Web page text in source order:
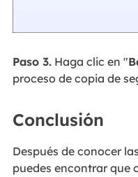
Paso 3.Haga clic en "
proceso de copia de
Conclusión
Después de conocer
puedes encontrar que